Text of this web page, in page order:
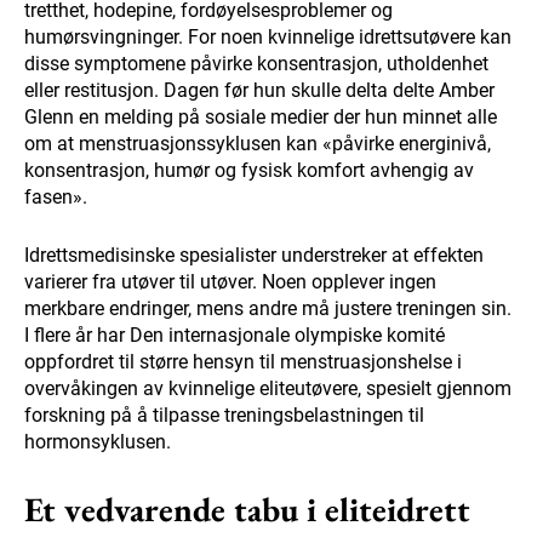
tretthet, hodepine, fordøyelsesproblemer og
humørsvingninger. For noen kvinnelige idrettsutøvere kan
disse symptomene påvirke konsentrasjon, utholdenhet
eller restitusjon. Dagen før hun skulle delta delte Amber
Glenn en melding på sosiale medier der hun minnet alle
om at menstruasjonssyklusen kan «påvirke energinivå,
konsentrasjon, humør og fysisk komfort avhengig av
fasen».
Idrettsmedisinske spesialister understreker at effekten
varierer fra utøver til utøver. Noen opplever ingen
merkbare endringer, mens andre må justere treningen sin.
I flere år har Den internasjonale olympiske komité
oppfordret til større hensyn til menstruasjonshelse i
overvåkingen av kvinnelige eliteutøvere, spesielt gjennom
forskning på å tilpasse treningsbelastningen til
hormonsyklusen.
Et vedvarende tabu i eliteidrett